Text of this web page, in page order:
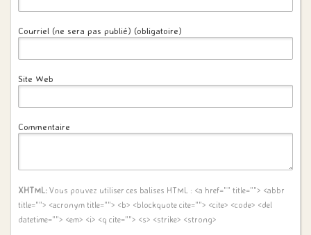
Courriel (ne sera pas publié) (obligatoire)
Site Web
Commentaire
XHTML: Vous pouvez utiliser ces balises HTML : <a href="" title=""> <abbr
title=""> <acronym title=""> <b> <blockquote cite=""> <cite> <code> <del
datetime=""> <em> <i> <q cite=""> <s> <strike> <strong>